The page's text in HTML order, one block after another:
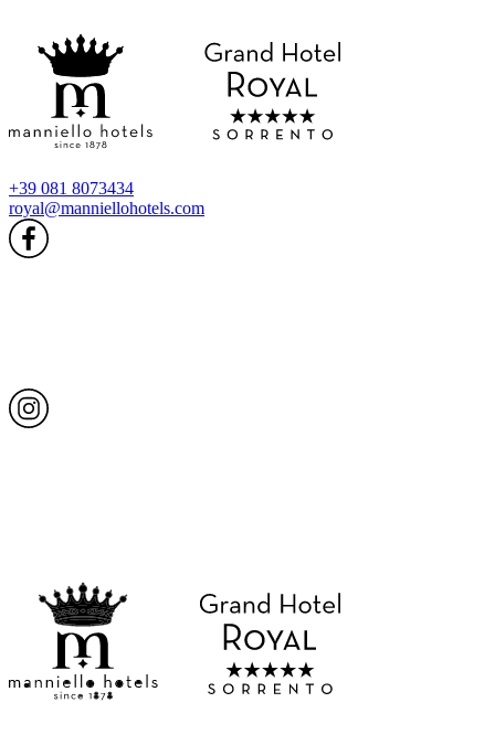
+39 081 8073434
royal@manniellohotels.com